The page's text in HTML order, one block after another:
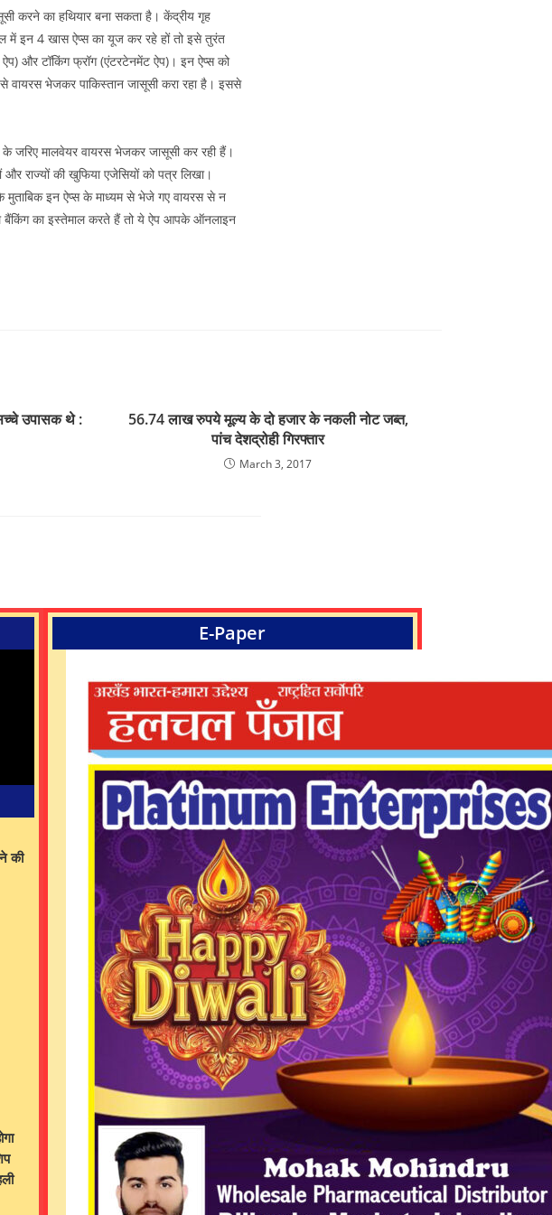
करने का हथियार बना सकता है। केंद्रीय गृह
में इन 4 खास ऐप्स का यूज कर रहे हों तो इसे तुरंत
ऐप) और टॉकिंग फ्रॉग (एंटरटेनमेंट ऐप)। इन ऐप्स को
वायरस भेजकर पाकिस्तान जासूसी करा रहा है। इससे
के जरिए मालवेयर वायरस भेजकर जासूसी कर रही हैं।
राज्यों की खुफिया एजेसियों को पत्र लिखा।
मुताबिक इन ऐप्स के माध्यम से भेजे गए वायरस से न
बैंकिंग का इस्तेमाल करते हैं तो ये ऐप आपके ऑनलाइन
उपासक थे :
56.74 लाख रुपये मूल्य के दो हजार के नकली नोट जब्त,
पांच देशद्रोही गिरफ्तार
March 3, 2017
की
E-Paper